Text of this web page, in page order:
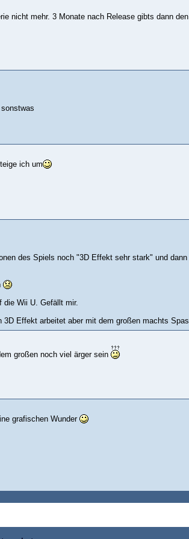
nicht mehr. 3 Monate nach Release gibts dann den
ich um
des Spiels noch "3D Effekt sehr stark" und
die Wii U. Gefällt mir.
Effekt arbeitet aber mit dem großen machts
großen noch viel ärger sein
grafischen Wunder